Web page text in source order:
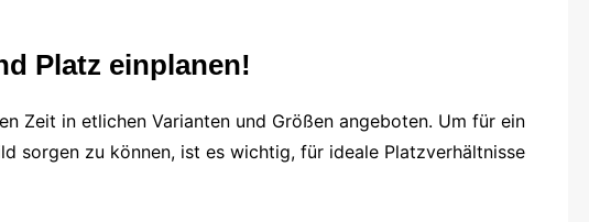
Platz einplanen!
Zeit in etlichen Varianten und Größen angeboten. Um für ein
sorgen zu können, ist es wichtig, für ideale Platzverhältnisse